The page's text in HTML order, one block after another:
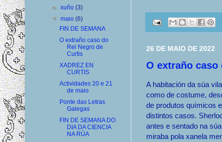
26 DE MAIO DE 2022
O extraño caso
A habitación da súa
como de costume,
de produtos químicos
distintos casos.
antes e sentado na
miraba pola xanela
►xuño(3)
▼maio(6)
FIN DE SEMANA
O extraño caso do
Rei Negro de
Curtis
XADREZ EN
CURTIS
Actividades 20 e 21
de maio
Ponte das Letras
Galegas
FIN DE SEMANA DO
DIA DA CIENCIA
NA RÚA